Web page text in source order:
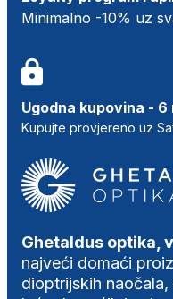
Minimalno -10% uz
Ugodna kupovina - 6
Kupujte provjereno uz
Ghetaldus optika,
najveći domaći
dioptrijskih